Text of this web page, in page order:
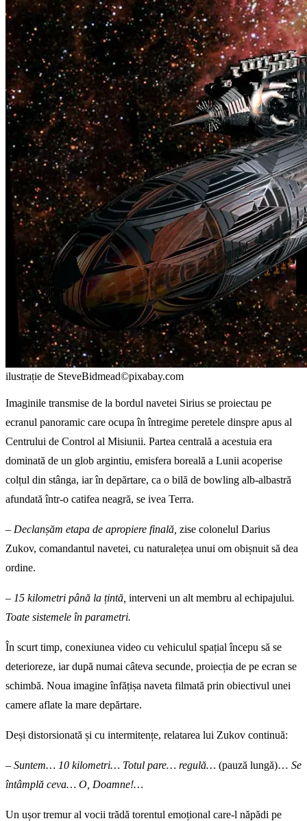
ilustrație de SteveBidmead©pixabay.com
Imaginile transmise de la bordul navetei Sirius se proiectau pe
ecranul panoramic care ocupa în întregime peretele dinspre apus al
Centrului de Control al Misiunii. Partea centrală a acestuia era
dominată de un glob argintiu, emisfera boreală a Lunii acoperise
colțul din stânga, iar în depărtare, ca o bilă de bowling alb-albastră
afundată într-o catifea neagră, se ivea Terra.
– Declanșăm etapa de apropiere finală, zise colonelul Darius
Zukov, comandantul navetei, cu naturalețea unui om obișnuit să dea
ordine.
– 15 kilometri până la țintă, interveni un alt membru al echipajului.
Toate sistemele în parametri.
În scurt timp, conexiunea video cu vehiculul spațial începu să se
deterioreze, iar după numai câteva secunde, proiecția de pe ecran se
schimbă. Noua imagine înfățișa naveta filmată prin obiectivul unei
camere aflate la mare depărtare.
Deși distorsionată și cu intermitențe, relatarea lui Zukov continuă:
– Suntem… 10 kilometri… Totul pare… regulă… (pauză lungă)… Se
întâmplă ceva… O, Doamne!…
Un ușor tremur al vocii trădă torentul emoțional care-l năpădi pe